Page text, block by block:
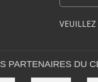
VEUILLEZ
PARTENAIRES DU